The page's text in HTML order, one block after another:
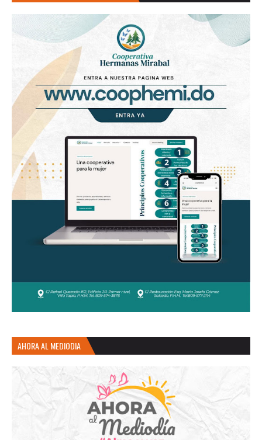
AHORA AL MEDIODIA